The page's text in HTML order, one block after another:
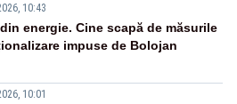
10:43
energie. Cine scapă de măsurile
impuse de Bolojan
10:01